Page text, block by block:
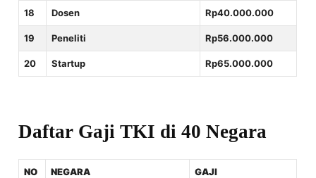
18 Dosen Rp40.000.000
19 Peneliti Rp56.000.000
20 Startup Rp65.000.000
Daftar Gaji TKI di 40 Negara
NO NEGARA GAJI